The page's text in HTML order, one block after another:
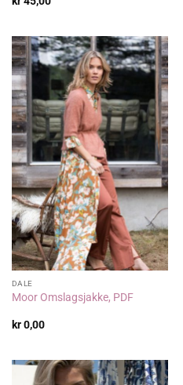
DALE
Moor Omslagsjakke, PDF
kr0,00